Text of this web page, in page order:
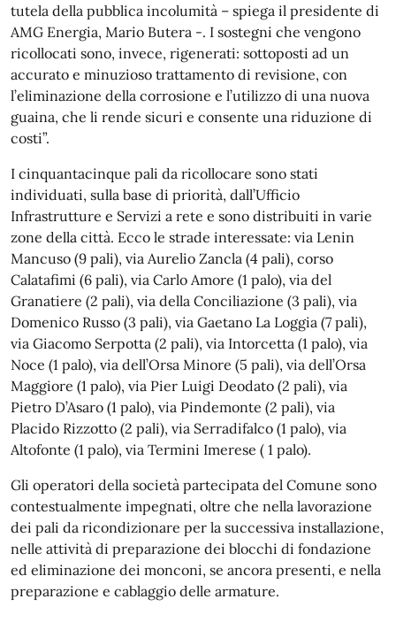
tutela della pubblica incolumità – spiega il presidente di
AMG Energia, Mario Butera -. I sostegni che vengono
ricollocati sono, invece, rigenerati: sottoposti ad un
accurato e minuzioso trattamento di revisione, con
l’eliminazione della corrosione e l’utilizzo di una nuova
guaina, che li rende sicuri e consente una riduzione di
costi”.
I cinquantacinque pali da ricollocare sono stati
individuati, sulla base di priorità, dall’Ufficio
Infrastrutture e Servizi a rete e sono distribuiti in varie
zone della città. Ecco le strade interessate: via Lenin
Mancuso (9 pali), via Aurelio Zancla (4 pali), corso
Calatafimi (6 pali), via Carlo Amore (1 palo), via del
Granatiere (2 pali), via della Conciliazione (3 pali), via
Domenico Russo (3 pali), via Gaetano La Loggia (7 pali),
via Giacomo Serpotta (2 pali), via Intorcetta (1 palo), via
Noce (1 palo), via dell’Orsa Minore (5 pali), via dell’Orsa
Maggiore (1 palo), via Pier Luigi Deodato (2 pali), via
Pietro D’Asaro (1 palo), via Pindemonte (2 pali), via
Placido Rizzotto (2 pali), via Serradifalco (1 palo), via
Altofonte (1 palo), via Termini Imerese ( 1 palo).
Gli operatori della società partecipata del Comune sono
contestualmente impegnati, oltre che nella lavorazione
dei pali da ricondizionare per la successiva installazione,
nelle attività di preparazione dei blocchi di fondazione
ed eliminazione dei monconi, se ancora presenti, e nella
preparazione e cablaggio delle armature.